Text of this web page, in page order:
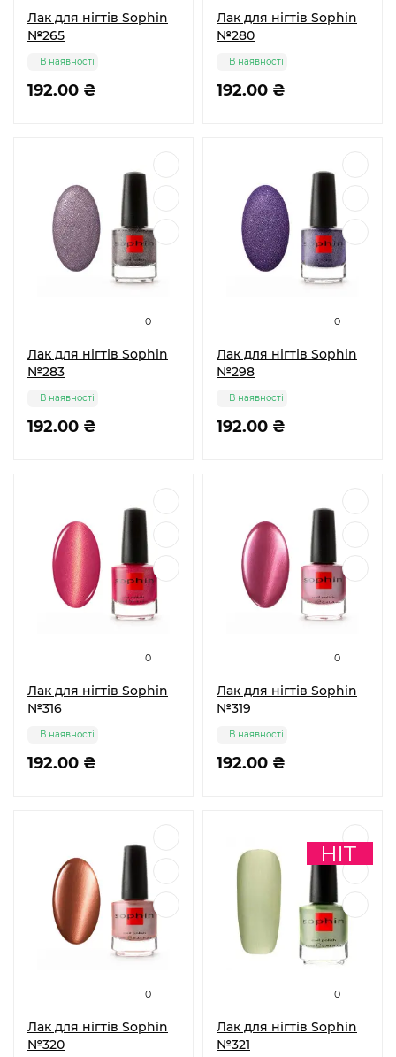
Лак для нігтів Sophin
№265
192.00 ₴
В наявності
Лак для нігтів Sophin
№280
192.00 ₴
В наявності
0
Лак для нігтів Sophin
№283
192.00 ₴
В наявності
0
Лак для нігтів Sophin
№298
192.00 ₴
В наявності
0
Лак для нігтів Sophin
№316
192.00 ₴
В наявності
0
Лак для нігтів Sophin
№319
192.00 ₴
В наявності
0
Лак для нігтів Sophin
№320
0
Лак для нігтів Sophin
№321